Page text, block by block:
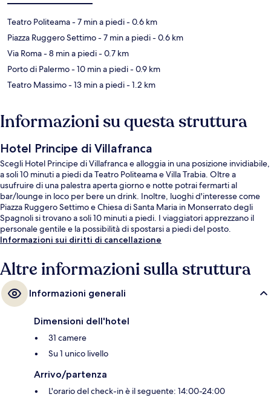
Teatro Politeama- 7 min a piedi- 0.6 km
Piazza Ruggero Settimo- 7 min a piedi- 0.6 km
Via Roma- 8 min a piedi- 0.7 km
Porto di Palermo- 10 min a piedi- 0.9 km
Teatro Massimo- 13 min a piedi- 1.2 km
Informazioni su questa struttura
Hotel Principe di Villafranca
Scegli Hotel Principe di Villafranca e alloggia in una posizione invidiabile,
a soli 10 minuti a piedi da Teatro Politeama e Villa Trabia. Oltre a
usufruire di una palestra aperta giorno e notte potrai fermarti al
bar/lounge in loco per bere un drink. Inoltre, luoghi d'interesse come
Piazza Ruggero Settimo e Chiesa di Santa Maria in Monserrato degli
Spagnoli si trovano a soli 10 minuti a piedi. I viaggiatori apprezzano il
personale gentile e la possibilità di spostarsi a piedi del posto.
Informazioni sui diritti di cancellazione
Altre informazioni sulla struttura
Informazioni generali
Dimensioni dell'hotel
31 camere
Su 1 unico livello
Arrivo/partenza
L'orario del check-in è il seguente: 14:00-24:00